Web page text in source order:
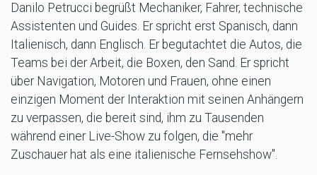
Danilo Petrucci begrüßt Mechaniker, Fahrer, technische
Assistenten und Guides. Er spricht erst Spanisch, dann
Italienisch, dann Englisch. Er begutachtet die Autos, die
Teams bei der Arbeit, die Boxen, den Sand. Er spricht
über Navigation, Motoren und Frauen, ohne einen
einzigen Moment der Interaktion mit seinen Anhängern
zu verpassen, die bereit sind, ihm zu Tausenden
während einer Live-Show zu folgen, die "mehr
Zuschauer hat als eine italienische Fernsehshow".